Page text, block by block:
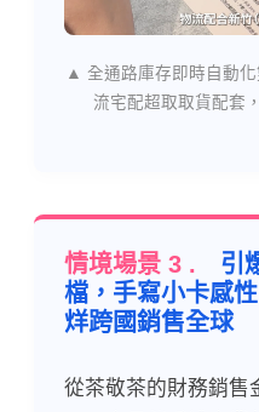
▲ 全通路庫存即時自動
流宅配超取取貨配套
情境場景 3 .
引
檔，手寫小卡感
烊跨國銷售全球
從茶敬茶的財務銷售